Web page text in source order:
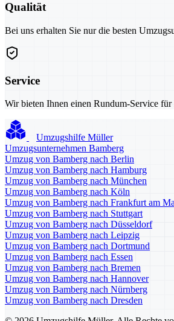
Qualität
Bei uns erhalten Sie nur die besten
Service
Wir bieten Ihnen einen Rundum-Service
Umzugshilfe Müller
Umzugsunternehmen Bamberg
Umzug von Bamberg nach Berlin
Umzug von Bamberg nach Hamburg
Umzug von Bamberg nach München
Umzug von Bamberg nach Köln
Umzug von Bamberg nach Frankfurt am
Umzug von Bamberg nach Stuttgart
Umzug von Bamberg nach Düsseldorf
Umzug von Bamberg nach Leipzig
Umzug von Bamberg nach Dortmund
Umzug von Bamberg nach Essen
Umzug von Bamberg nach Bremen
Umzug von Bamberg nach Hannover
Umzug von Bamberg nach Nürnberg
Umzug von Bamberg nach Dresden